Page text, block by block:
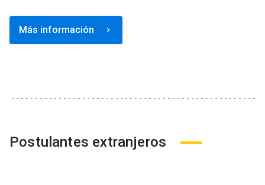
Más información keyboard_arrow_right
Postulantes extranjeros